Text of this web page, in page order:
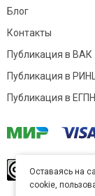
Блог
Контакты
Публикация в ВАК
Публикация в
Публикация в
Оставаясь на
cookie,